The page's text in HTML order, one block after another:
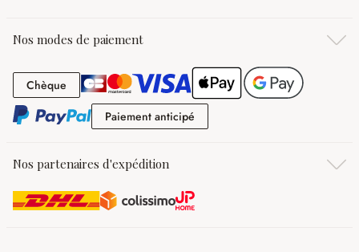
Nos modes de paiement
Chèque Chèque
Paiement anticipé
Nos partenaires d'expédition